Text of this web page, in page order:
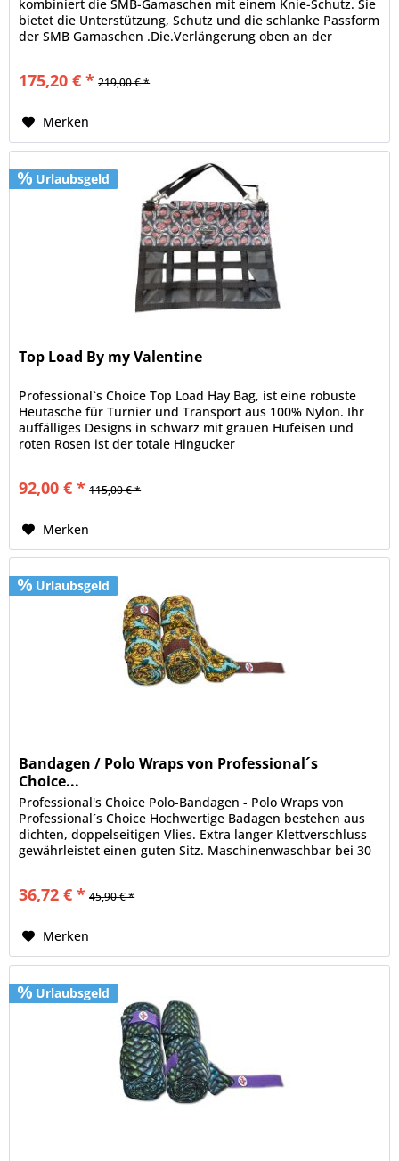
kombiniert die SMB-Gamaschen mit einem Knie-Schutz. Sie
bietet die Unterstützung, Schutz und die schlanke Passform
der SMB Gamaschen .Die.Verlängerung oben an der
175,20 € * 219,00 € *
Merken
Urlaubsgeld
Top Load By my Valentine
Professional`s Choice Top Load Hay Bag, ist eine robuste
Heutasche für Turnier und Transport aus 100% Nylon. Ihr
auffälliges Designs in schwarz mit grauen Hufeisen und
roten Rosen ist der totale Hingucker
92,00 € * 115,00 € *
Merken
Urlaubsgeld
Bandagen / Polo Wraps von Professional´s
Choice...
Professional's Choice Polo-Bandagen - Polo Wraps von
Professional´s Choice Hochwertige Badagen bestehen aus
dichten, doppelseitigen Vlies. Extra langer Klettverschluss
gewährleistet einen guten Sitz. Maschinenwaschbar bei 30
36,72 € * 45,90 € *
Merken
Urlaubsgeld